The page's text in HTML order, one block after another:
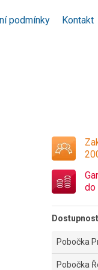
podmínky Kontakt
do
Dostupnost
Pobočka
Pobočka